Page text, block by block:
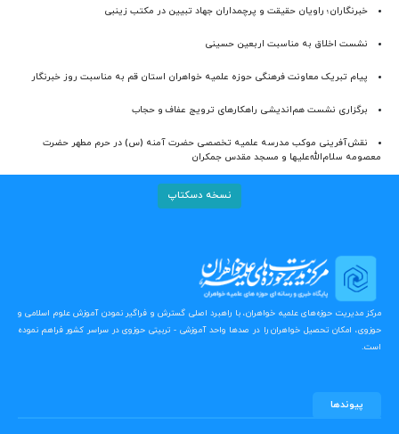
خبرنگاران؛ راویان حقیقت و پرچمداران جهاد تبیین در مکتب زینبی
نشست اخلاق به مناسبت اربعین حسینی
پیام تبریک معاونت فرهنگی حوزه علمیه خواهران استان قم به مناسبت روز خبرنگار
برگزاری نشست هم‌اندیشی راهکارهای ترویج عفاف و حجاب
نقش‌آفرینی موکب مدرسه علمیه تخصصی حضرت آمنه (س) در حرم مطهر حضرت
معصومه سلام‌الله‌علیها و مسجد مقدس جمکران
نسخه دسکتاپ
مرکز مدیریت حوزه‌های علمیه خواهران، با راهبرد اصلی گسترش و فراگیر نمودن آموزش علوم اسلامی و
حوزوی، امکان تحصیل خواهران را در صدها واحد آموزشی - تربیتی حوزوی در سراسر کشور فراهم نموده
است.
پیوندها